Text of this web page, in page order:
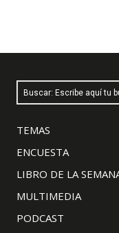
Buscar: Escribe aquí tu
TEMAS
ENCUESTA
LIBRO DE LA
MULTIMEDIA
PODCAST